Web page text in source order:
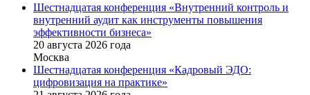
Шестнадцатая конференция «Внутренний контроль и
внутренний аудит как инструменты повышения
эффективности бизнеса»
20 августа 2026 года
Москва
Шестнадцатая конференция «Кадровый ЭДО:
цифровизация на практике»